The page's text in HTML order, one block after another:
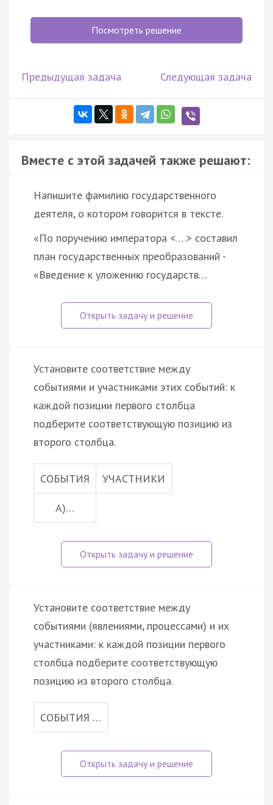
Посмотреть решение
Предыдущая задача Следующая задача
Вместе с этой задачей также решают:
Напишите фамилию государственного
деятеля, о котором говорится в тексте.
«По поручению императора <….> составил
план государственных преобразований -
«Введение к уложению государств…
Установите соответствие между
событиями и участниками этих событий: к
каждой позиции первого столбца
подберите соответствующую позицию из
второго столбца.
СОБЫТИЯ УЧАСТНИКИ
А)…
Установите соответствие между
событиями (явлениями, процессами) и их
участниками: к каждой позиции первого
столбца подберите соответствующую
позицию из второго столбца.
СОБЫТИЯ …